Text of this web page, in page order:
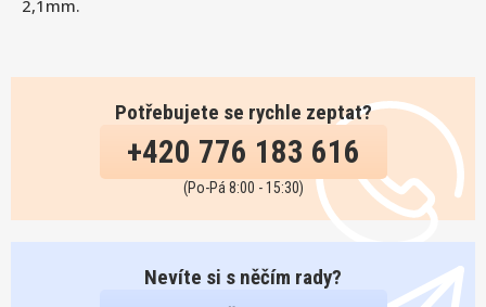
2,1mm.
Potřebujete se rychle zeptat?
+420 776 183 616
(Po-Pá 8:00 - 15:30)
Nevíte si s něčím rady?